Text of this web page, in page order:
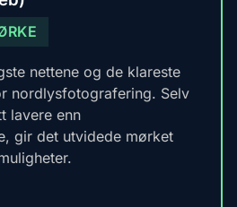
nettene og de klareste
nordlysfotografering. Selv
lavere enn
gir det utvidede mørket